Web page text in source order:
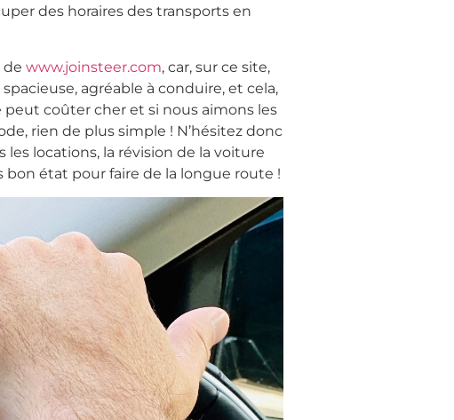
des horaires des transports en
dewww.joinsteer.com, car, sur ce site,
agréable à conduire, et cela,
coûter cher et si nous aimons les
rien de plus simple ! N’hésitez donc
locations, la révision de la voiture
bon état pour faire de la longue route !